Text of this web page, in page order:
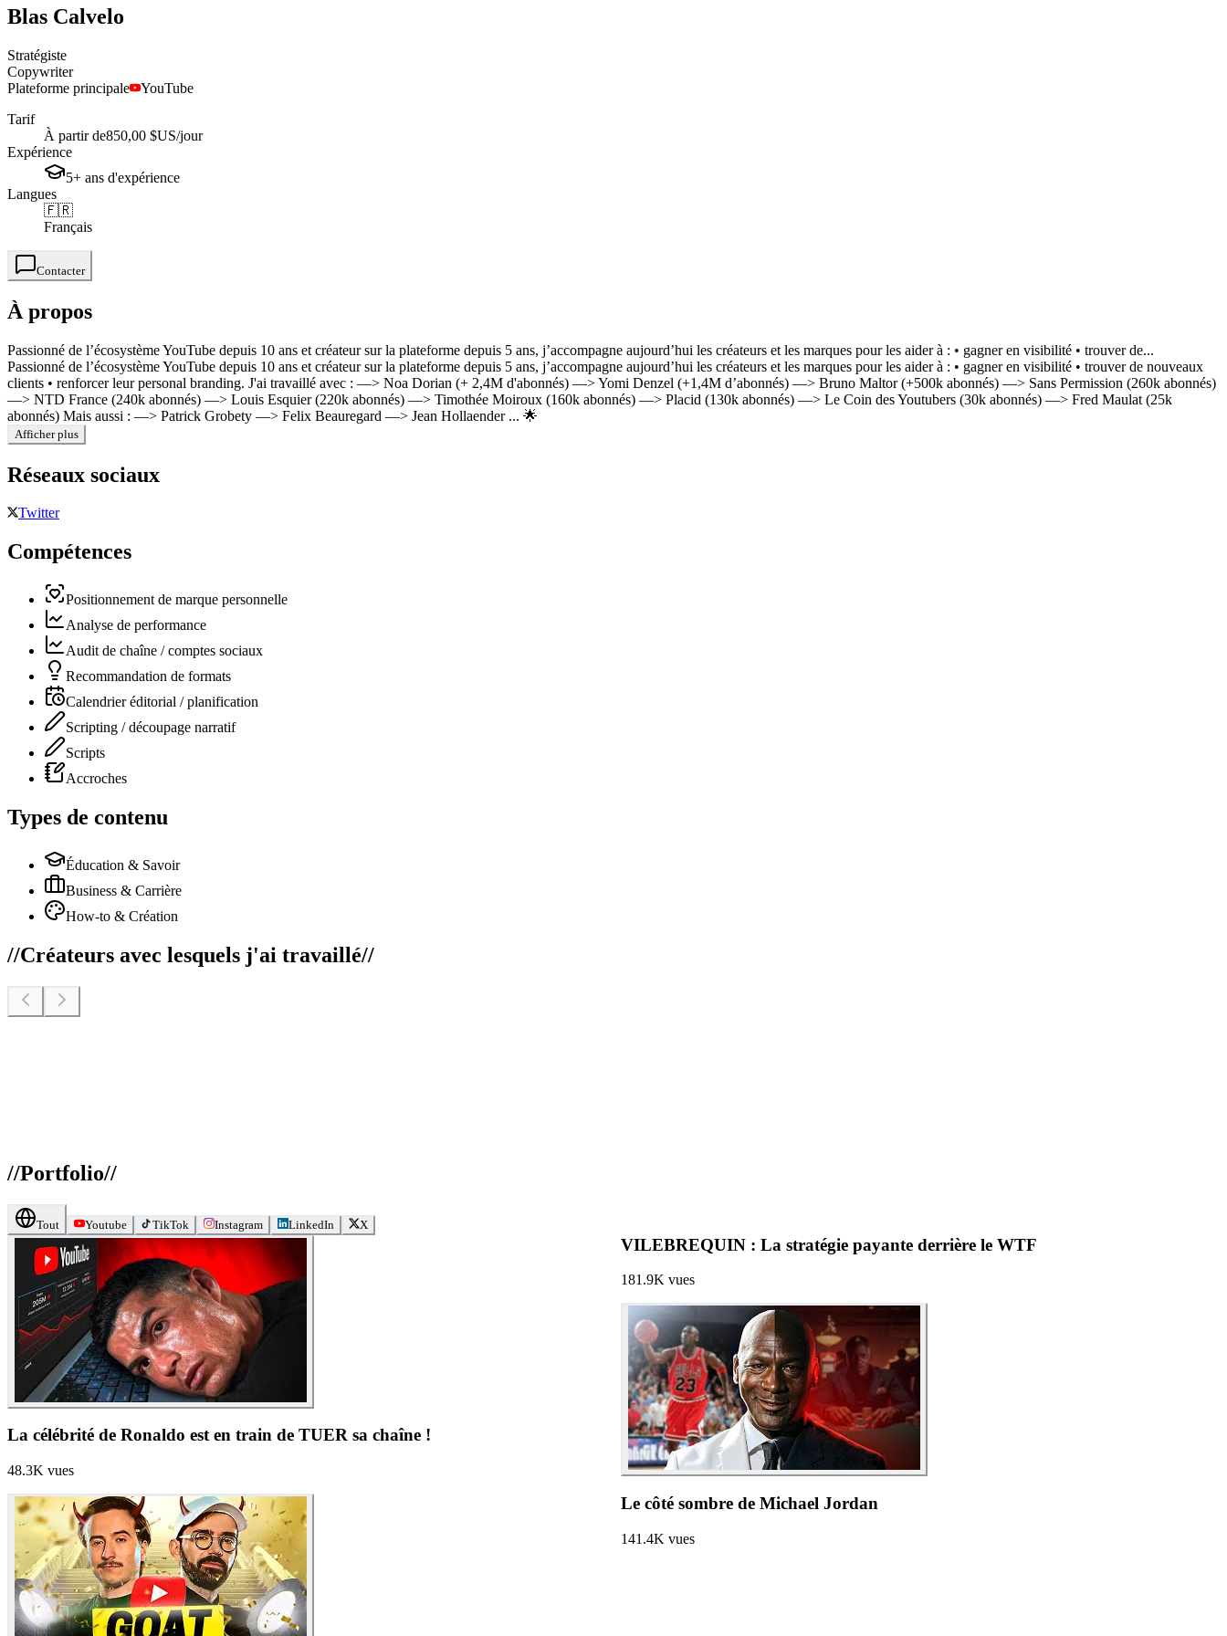
Blas Calvelo
Stratégiste
Copywriter
Plateforme principale
YouTube
Tarif
À partir de850,00 $US/jour
Expérience
5+ ans d'expérience
Langues
🇫🇷
Français
Contacter
À propos
Passionné de l’écosystème YouTube depuis 10 ans et créateur sur la plateforme depuis 5 ans, j’accompagne aujourd’hui les créateurs et les marques pour les aider à : • gagner en visibilité • trouver de...
Passionné de l’écosystème YouTube depuis 10 ans et créateur sur la plateforme depuis 5 ans, j’accompagne aujourd’hui les créateurs et les marques pour les aider à : • gagner en visibilité • trouver de nouveaux
clients • renforcer leur personal branding. J'ai travaillé avec : —> Noa Dorian (+ 2,4M d'abonnés) —> Yomi Denzel (+1,4M d’abonnés) —> Bruno Maltor (+500k abonnés) —> Sans Permission (260k abonnés)
—> NTD France (240k abonnés) —> Louis Esquier (220k abonnés) —> Timothée Moiroux (160k abonnés) —> Placid (130k abonnés) —> Le Coin des Youtubers (30k abonnés) —> Fred Maulat (25k
abonnés) Mais aussi : —> Patrick Grobety —> Felix Beauregard —> Jean Hollaender ... 🌟
Afficher plus
Réseaux sociaux
Twitter
Compétences
Positionnement de marque personnelle
Analyse de performance
Audit de chaîne / comptes sociaux
Recommandation de formats
Calendrier éditorial / planification
Scripting / découpage narratif
Scripts
Accroches
Types de contenu
Éducation & Savoir
Business & Carrière
How-to & Création
//Créateurs avec lesquels j'ai travaillé//
//Portfolio//
Tout Youtube TikTok Instagram LinkedIn X
La célébrité de Ronaldo est en train de TUER sa chaîne !
48.3K vues
VILEBREQUIN : La stratégie payante derrière le WTF
181.9K vues
Le côté sombre de Michael Jordan
141.4K vues